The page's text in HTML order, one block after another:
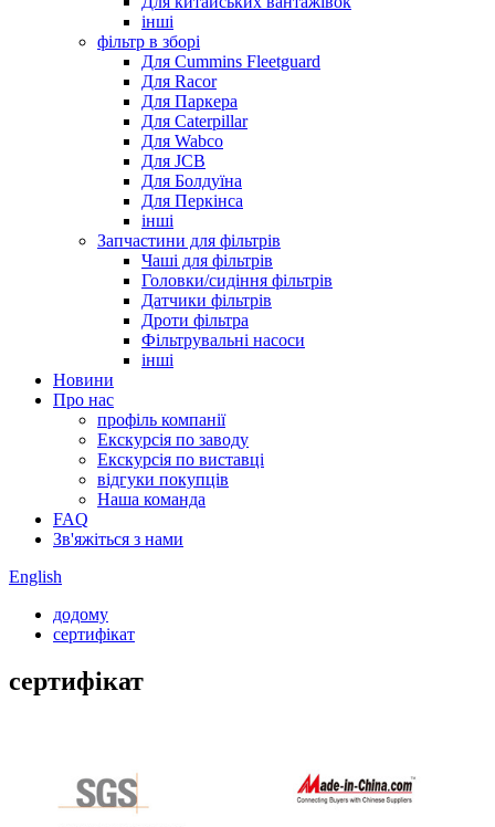
інші
фільтр в зборі
Для Cummins Fleetguard
Для Racor
Для Паркера
Для Caterpillar
Для Wabco
Для JCB
Для Болдуїна
Для Перкінса
інші
Запчастини для фільтрів
Чаші для фільтрів
Головки/сидіння фільтрів
Датчики фільтрів
Дроти фільтра
Фільтрувальні насоси
інші
Новини
Про нас
профіль компанії
Екскурсія по заводу
Екскурсія по виставці
відгуки покупців
Наша команда
FAQ
Зв'яжіться з нами
English
додому
сертифікат
сертифікат